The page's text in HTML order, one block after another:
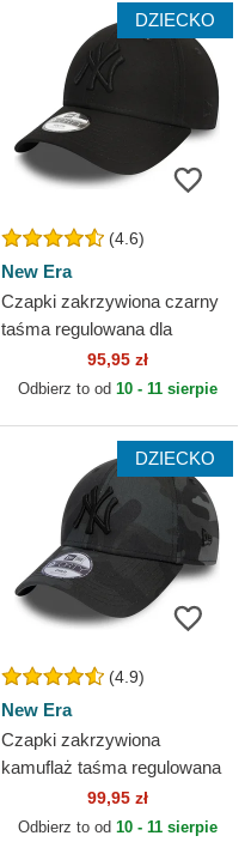
DZIECKO
(4.6)
New Era
Czapki zakrzywiona czarny
taśma regulowana dla
dziecka 9FORTY League
Essential New York
95,95 zł
Odbierz to od 10 - 11 sierpie
DZIECKO
(4.9)
New Era
Czapki zakrzywiona
kamuflaż taśma regulowana
dla dziecka 9FORTY League
Essential New York
99,95 zł
Odbierz to od 10 - 11 sierpie